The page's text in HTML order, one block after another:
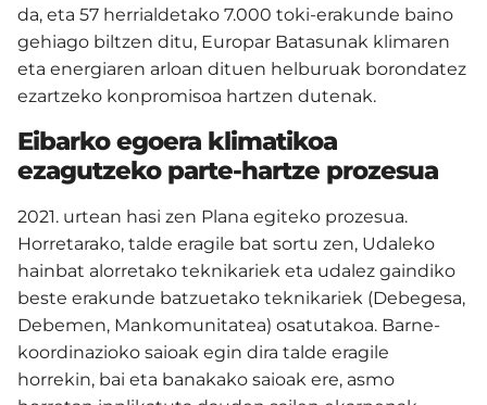
da, eta 57 herrialdetako 7.000 toki-erakunde baino
gehiago biltzen ditu, Europar Batasunak klimaren
eta energiaren arloan dituen helburuak borondatez
ezartzeko konpromisoa hartzen dutenak.
Eibarko egoera klimatikoa
ezagutzeko parte-hartze prozesua
2021. urtean hasi zen Plana egiteko prozesua.
Horretarako, talde eragile bat sortu zen, Udaleko
hainbat alorretako teknikariek eta udalez gaindiko
beste erakunde batzuetako teknikariek (Debegesa,
Debemen, Mankomunitatea) osatutakoa. Barne-
koordinazioko saioak egin dira talde eragile
horrekin, bai eta banakako saioak ere, asmo